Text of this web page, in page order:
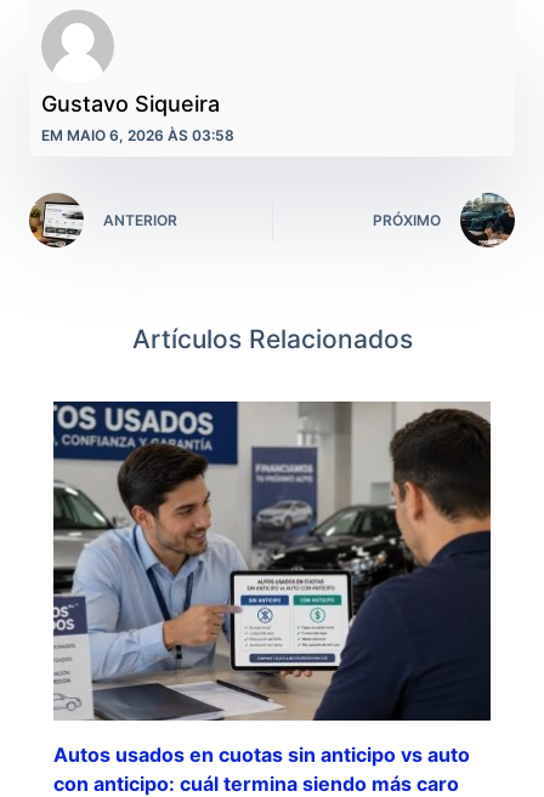
Gustavo Siqueira
EM MAIO 6, 2026 ÀS 03:58
ANTERIOR PRÓXIMO
Artículos Relacionados
Autos usados en cuotas sin anticipo vs auto
con anticipo: cuál termina siendo más caro